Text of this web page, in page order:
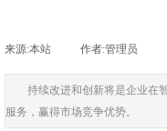
来源:本站 作者:管理员
持续改进和创新将是企业在
服务，赢得市场竞争优势。